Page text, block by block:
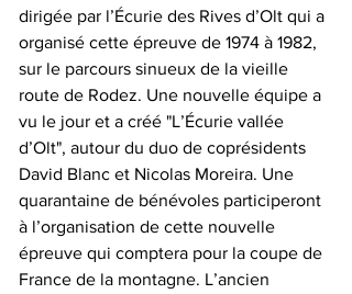
dirigée par l’Écurie des Rives d’Olt qui a
organisé cette épreuve de 1974 à 1982,
sur le parcours sinueux de la vieille
route de Rodez. Une nouvelle équipe a
vu le jour et a créé "L’Écurie vallée
d’Olt", autour du duo de coprésidents
David Blanc et Nicolas Moreira. Une
quarantaine de bénévoles participeront
à l’organisation de cette nouvelle
épreuve qui comptera pour la coupe de
France de la montagne. L’ancien